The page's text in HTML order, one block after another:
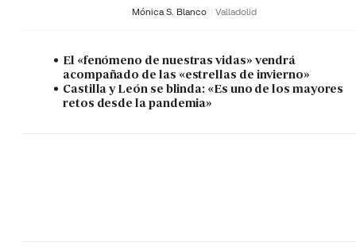
Mónica S. Blanco Valladolid
El «fenómeno de nuestras vidas» vendrá
acompañado de las «estrellas de invierno»
Castilla y León se blinda: «Es uno de los mayores
retos desde la pandemia»